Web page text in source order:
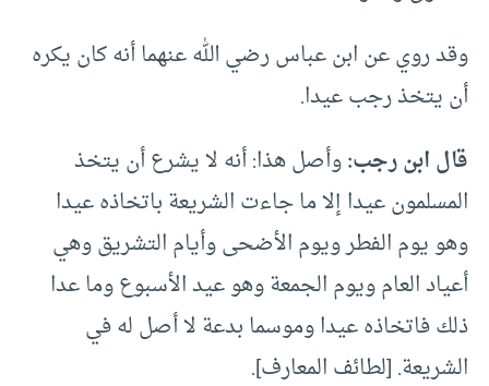
وقد روي عن ابن عباس رضي الله عنهما أنه كان يكره
أن يتخذ رجب عيدا.
قال ابن رجب:وأصل هذا: أنه لا يشرع أن يتخذ
المسلمون عيدا إلا ما جاءت الشريعة باتخاذه عيدا
وهو يوم الفطر ويوم الأضحى وأيام التشريق وهي
أعياد العام ويوم الجمعة وهو عيد الأسبوع وما عدا
ذلك فاتخاذه عيدا وموسما بدعة لا أصل له في
الشريعة. [لطائف المعارف].